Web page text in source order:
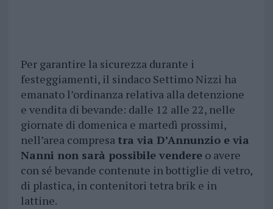
Per garantire la sicurezza durante i
festeggiamenti, il sindaco Settimo Nizzi ha
emanato l’ordinanza relativa alla detenzione
e vendita di bevande: dalle 12 alle 22, nelle
giornate di domenica e martedì prossimi,
nell’area compresa tra via D’Annunzio e via
Nanni non sarà possibile vendereo avere
con sé bevande contenute in bottiglie di vetro,
di plastica, in contenitori tetra brik e in
lattine.